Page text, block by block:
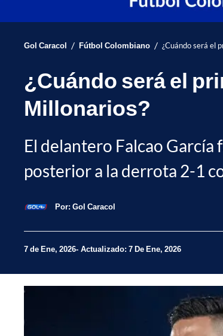
Gol Caracol / Fútbol Colombiano / ¿Cuándo será el
¿Cuándo será el
Millonarios?
El delantero Falcao García
posterior a la derrota 2-1
Por: Gol Caracol
7 de Ene, 2026 Actualizado: 7 De Ene, 2026